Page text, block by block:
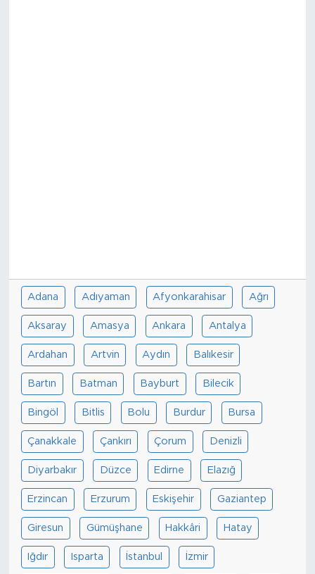
Adana Adıyaman Afyonkarahisar Ağrı
Aksaray Amasya Ankara Antalya
Ardahan Artvin Aydın Balıkesir
Bartın Batman Bayburt Bilecik
Bingöl Bitlis Bolu Burdur Bursa
Çanakkale Çankırı Çorum Denizli
Diyarbakır Düzce Edirne Elazığ
Erzincan Erzurum Eskişehir Gaziantep
Giresun Gümüşhane Hakkâri Hatay
Iğdır Isparta İstanbul İzmir